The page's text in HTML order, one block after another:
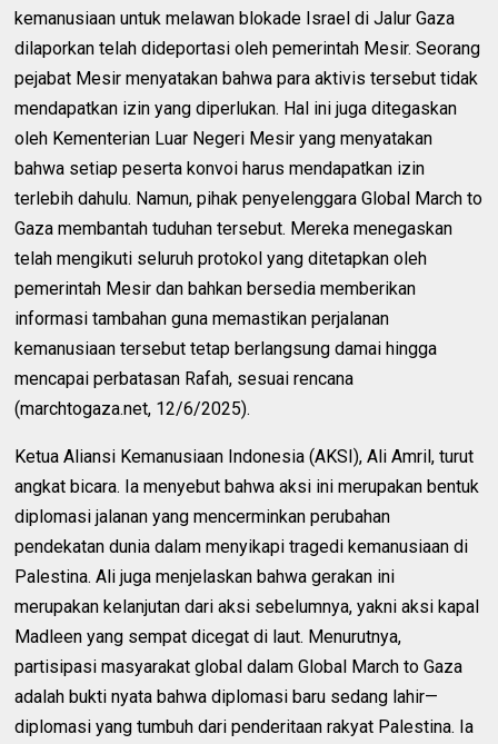
kemanusiaan untuk melawan blokade Israel di Jalur Gaza
dilaporkan telah dideportasi oleh pemerintah Mesir. Seorang
pejabat Mesir menyatakan bahwa para aktivis tersebut tidak
mendapatkan izin yang diperlukan. Hal ini juga ditegaskan
oleh Kementerian Luar Negeri Mesir yang menyatakan
bahwa setiap peserta konvoi harus mendapatkan izin
terlebih dahulu. Namun, pihak penyelenggara Global March to
Gaza membantah tuduhan tersebut. Mereka menegaskan
telah mengikuti seluruh protokol yang ditetapkan oleh
pemerintah Mesir dan bahkan bersedia memberikan
informasi tambahan guna memastikan perjalanan
kemanusiaan tersebut tetap berlangsung damai hingga
mencapai perbatasan Rafah, sesuai rencana
(marchtogaza.net, 12/6/2025).
Ketua Aliansi Kemanusiaan Indonesia (AKSI), Ali Amril, turut
angkat bicara. Ia menyebut bahwa aksi ini merupakan bentuk
diplomasi jalanan yang mencerminkan perubahan
pendekatan dunia dalam menyikapi tragedi kemanusiaan di
Palestina. Ali juga menjelaskan bahwa gerakan ini
merupakan kelanjutan dari aksi sebelumnya, yakni aksi kapal
Madleen yang sempat dicegat di laut. Menurutnya,
partisipasi masyarakat global dalam Global March to Gaza
adalah bukti nyata bahwa diplomasi baru sedang lahir—
diplomasi yang tumbuh dari penderitaan rakyat Palestina. Ia